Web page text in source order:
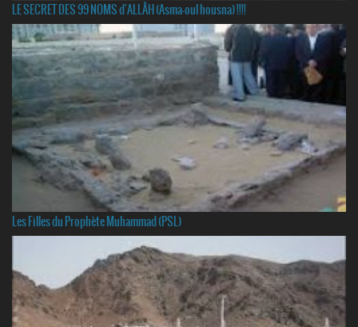
LE SECRET DES 99 NOMS d'ALLÂH (Asma-oul housna) !!!!
Les Filles du Prophète Muhammad (PSL)